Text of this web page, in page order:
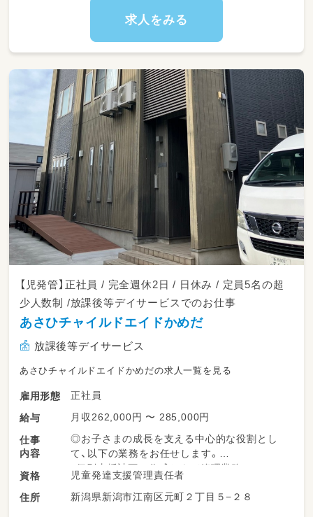
・仕事内容の変更：なし
※41制度により定期的に別店舗で勤務いただ
き、社内交流を行う
求人をみる
【児発管】正社員 / 完全週休2日 / 日休み / 定員5名の超
少人数制 /放課後等デイサービスでのお仕事
あさひチャイルドエイドかめだ
放課後等デイサービス
あさひチャイルドエイドかめだの求人一覧を見る
雇用形態
正社員
給与
月収262,000円 〜 285,000円
仕事
内容
◎お子さまの成長を支える中心的な役割とし
て、以下の業務をお任せします。
・個別支援計画の作成および管理業務
・利用者さまのアセスメントや保護者さまとの
面談
資格
児童発達支援管理責任者
住所
新潟県新潟市江南区元町２丁目５−２８